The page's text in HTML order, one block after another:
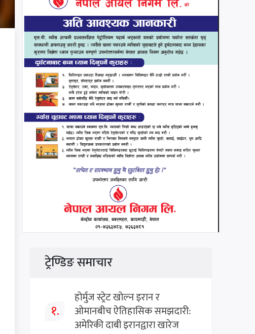
ट्रेण्डिङ समाचार
१.
होर्मुज स्ट्रेट खोल्न इरान र
ओमानबीच ऐतिहासिक समझदारी:
अमेरिकी दाबी इरानद्वारा खारेज